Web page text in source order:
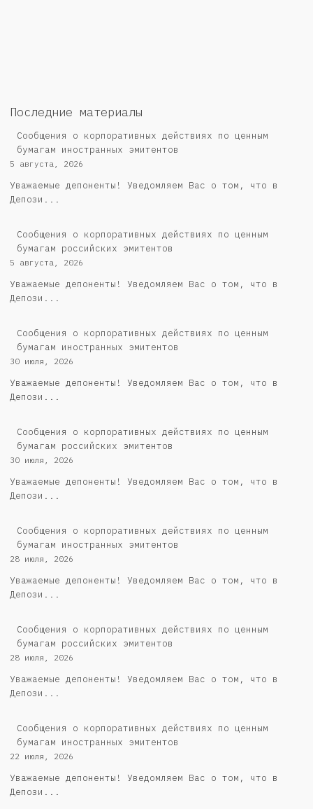
Последние материалы
Сообщения о корпоративных действиях по ценным
бумагам иностранных эмитентов
5 августа, 2026
Уважаемые депоненты! Уведомляем Вас о том, что в
Депози...
Cообщения о корпоративных действиях по ценным
бумагам российских эмитентов
5 августа, 2026
Уважаемые депоненты! Уведомляем Вас о том, что в
Депози...
Сообщения о корпоративных действиях по ценным
бумагам иностранных эмитентов
30 июля, 2026
Уважаемые депоненты! Уведомляем Вас о том, что в
Депози...
Cообщения о корпоративных действиях по ценным
бумагам российских эмитентов
30 июля, 2026
Уважаемые депоненты! Уведомляем Вас о том, что в
Депози...
Сообщения о корпоративных действиях по ценным
бумагам иностранных эмитентов
28 июля, 2026
Уважаемые депоненты! Уведомляем Вас о том, что в
Депози...
Cообщения о корпоративных действиях по ценным
бумагам российских эмитентов
28 июля, 2026
Уважаемые депоненты! Уведомляем Вас о том, что в
Депози...
Сообщения о корпоративных действиях по ценным
бумагам иностранных эмитентов
22 июля, 2026
Уважаемые депоненты! Уведомляем Вас о том, что в
Депози...